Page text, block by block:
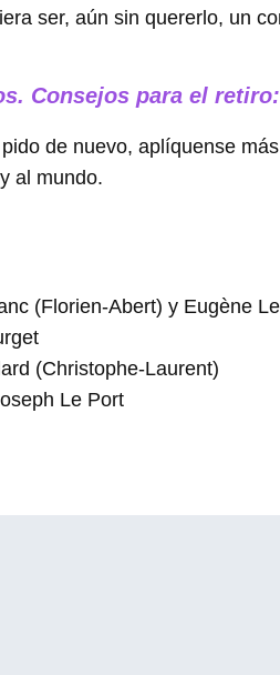
ser, aún sin quererlo, un
Consejos para el retiro:
de nuevo, aplíquense
al mundo.
(Florien-Abert) y Eugène
(Christophe-Laurent)
Le Port